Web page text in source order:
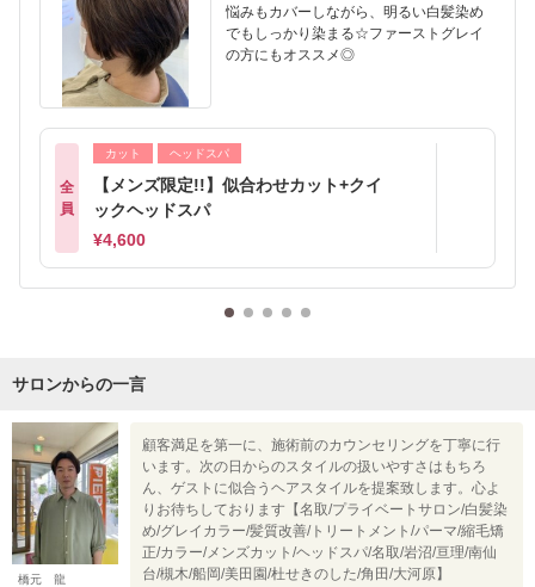
悩みもカバーしながら、明るい白髪染め
でもしっかり染まる☆ファーストグレイ
の方にもオススメ◎
全
員
カット ヘッドスパ
【メンズ限定!!】似合わせカット+クイ
ックヘッドスパ
¥4,600
サロンからの一言
橋元 龍
顧客満足を第一に、施術前のカウンセリングを丁寧に行
います。次の日からのスタイルの扱いやすさはもちろ
ん、ゲストに似合うヘアスタイルを提案致します。心よ
りお待ちしております【名取/プライベートサロン/白髪染
め/グレイカラー/髪質改善/トリートメント/パーマ/縮毛矯
正/カラー/メンズカット/ヘッドスパ/名取/岩沼/亘理/南仙
台/槻木/船岡/美田園/杜せきのした/角田/大河原】